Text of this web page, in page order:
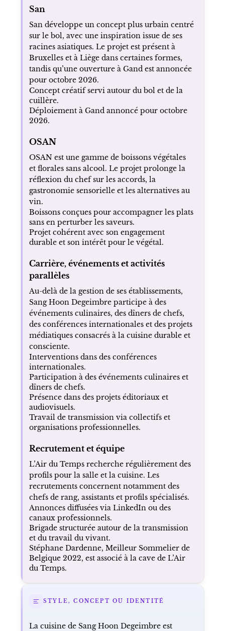
San
San développe un concept plus urbain centré
sur le bol, avec une inspiration issue de ses
racines asiatiques. Le projet est présent à
Bruxelles et à Liège dans certaines formes,
tandis qu’une ouverture à Gand est annoncée
pour octobre 2026.
Concept créatif servi autour du bol et de la
cuillère.
Déploiement à Gand annoncé pour octobre
2026.
OSAN
OSAN est une gamme de boissons végétales
et florales sans alcool. Le projet prolonge la
réflexion du chef sur les accords, la
gastronomie sensorielle et les alternatives au
vin.
Boissons conçues pour accompagner les plats
sans en perturber les saveurs.
Projet cohérent avec son engagement
durable et son intérêt pour le végétal.
Carrière, événements et activités
parallèles
Au-delà de la gestion de ses établissements,
Sang Hoon Degeimbre participe à des
événements culinaires, des dîners de chefs,
des conférences internationales et des projets
médiatiques consacrés à la cuisine durable et
consciente.
Interventions dans des conférences
internationales.
Participation à des événements culinaires et
dîners de chefs.
Présence dans des projets éditoriaux et
audiovisuels.
Travail de transmission via collectifs et
organisations professionnelles.
Recrutement et équipe
L’Air du Temps recherche régulièrement des
profils pour la salle et la cuisine. Les
recrutements concernent notamment des
chefs de rang, assistants et profils spécialisés.
Annonces diffusées via LinkedIn ou des
canaux professionnels.
Brigade structurée autour de la transmission
et du travail du vivant.
Stéphane Dardenne, Meilleur Sommelier de
Belgique 2022, est associé à la cave de L’Air
du Temps.
STYLE, CONCEPT OU IDENTITÉ
La cuisine de Sang Hoon Degeimbre est